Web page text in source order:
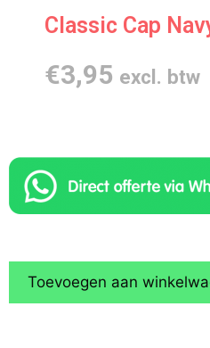
Classic Cap
€3,95 excl. btw
Toevoegen aan